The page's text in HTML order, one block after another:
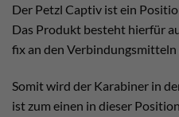
Der Petzl Captiv ist ein
Das Produkt besteht hierfür
fix an den Verbindungsmitteln
Somit wird der Karabiner in
ist zum einen in dieser